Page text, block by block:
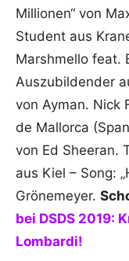
Millionen“ von
Student aus
Marshmello feat.
Auszubildender
von Ayman. Nick
de Mallorca
von Ed Sheeran.
aus Kiel – Song:
Grönemeyer.
bei DSDS 2019:
Lombardi!